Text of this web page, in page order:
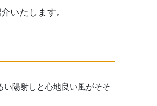
いたします。
陽射しと心地良い風がそそ